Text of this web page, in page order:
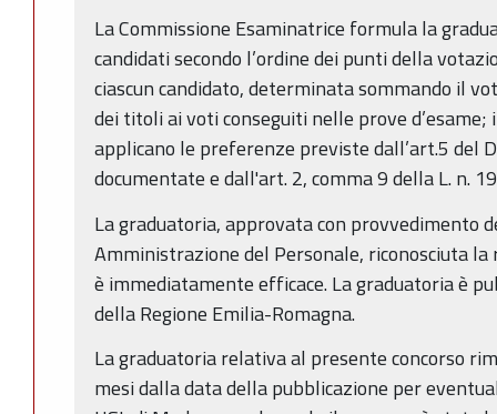
La Commissione Esaminatrice formula la
candidati secondo l’ordine dei punti della
ciascun candidato, determinata sommando il
dei titoli ai voti conseguiti nelle prove d’esame;
applicano le preferenze previste dall’art.5 del
documentate e dall'art. 2, comma 9 della L. n.
La graduatoria, approvata con provvedimento
Amministrazione del Personale, riconosciuta
è immediatamente efficace. La graduatoria è
della Regione Emilia-Romagna.
La graduatoria relativa al presente concorso
mesi dalla data della pubblicazione per